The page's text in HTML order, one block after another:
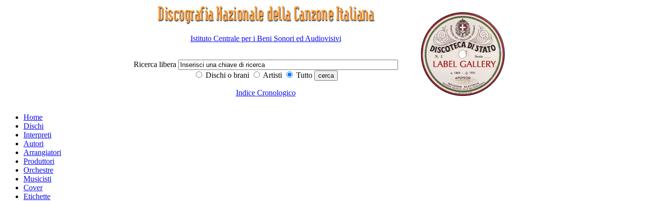
Istituto Centrale per i Beni Sonori ed Audiovisivi
Ricerca libera
Dischi o brani
Artisti Tutto
Indice Cronologico
Home
Dischi
Interpreti
Autori
Arrangiatori
Produttori
Orchestre
Musicisti
Cover
Etichette